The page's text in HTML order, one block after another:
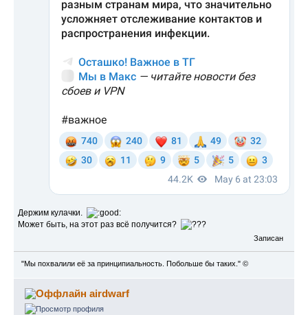
Держим кулачки.
Может быть, на этот раз всё получится?
Записан
"Мы похвалили её за принципиальность. Побольше бы таких." ©
airdwarf